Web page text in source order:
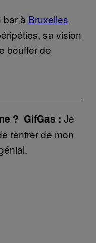
bar à Bruxelles
sa vision
bouffer de
? GifGas : Je
rentrer de mon